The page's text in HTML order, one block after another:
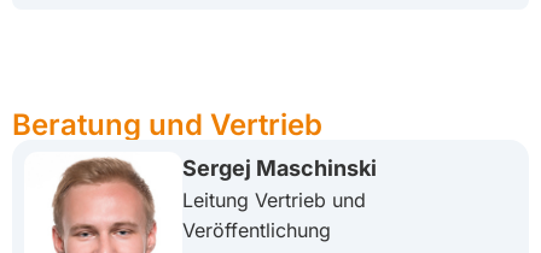
Beratung und Vertrieb
Sergej Maschinski
Leitung Vertrieb und
Veröffentlichung